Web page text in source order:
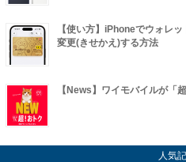
【使い方】iPhoneでウォレ
変更(きせかえ)する方法
【News】ワイモバイルが「
人気